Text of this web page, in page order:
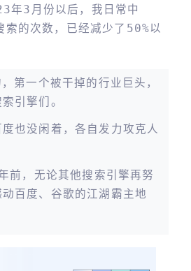
年3月份以后，我日常中
的次数，已经减少了50%以
第一个被干掉的行业巨头，
引擎们。
也没闲着，各自发力攻克人
前，无论其他搜索引擎再努
百度、谷歌的江湖霸主地